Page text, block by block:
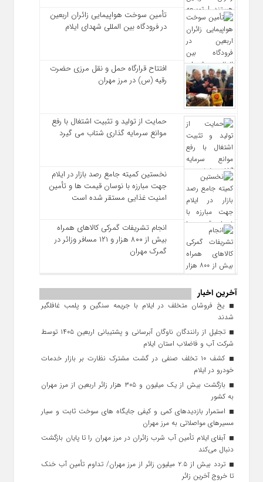
تأمین سوخت هواپیمایی زائران اربعین
در فرودگاه بین المللی شهدای ایلام
افتتاح قرارگاه حمل‌ و نقل مرزی حضرت
رقیه (س) در مرز مهران
حمایت از تولید و تثبیت اشتغال با رفع
موانع سرمایه‌ گذاری شتاب می‌ گیرد
نخستین کمیته جامع رصد بازار در ایلام
جهت مبارزه با نوسان قیمت‌ ها و تأمین
امنیت غذایی مستقر شده است
انجام تشریفات گمرکی کالاهای همراه
بیش از ۸۰۰ هزار و ۱۲۱ مسافر وزائر در
گمرک مهران
آخرین اخبار
یخ‌ فروشان متخلف در ایلام با جریمه سنگین و پلمب غافلگیر
شدند
تجلیل از رانندگان ناوگان آبرسانی و پشتیبانی اربعین ۱۴۰۵ توسط
شرکت آب و فاضلاب استان ایلام
کشف ۱۰ تخلف صنفی در گشت مشترک نظارت بر بازار خدمات
خودرو در ایلام
بازگشت بیش از یک میلیون و ۳۰۵ هزار زائر اربعین از مرز مهران
به کشور
استمرار بازدیدهای کمی و کیفی جایگاه‌ های سوخت ثابت و سیار
مسیرهای مواصلاتی به مرز مهران
آبفای ایلام تأمین آب شرب زائران در مرز مهران را تا پایان بازگشت
دنبال می‌کند
تردد بیش از ۲.۵ میلیون زائر از مرز مهران/ تداوم تأمین آب خنک
تا خروج آخرین زائر